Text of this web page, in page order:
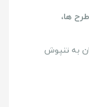
ها،
به تنپوش